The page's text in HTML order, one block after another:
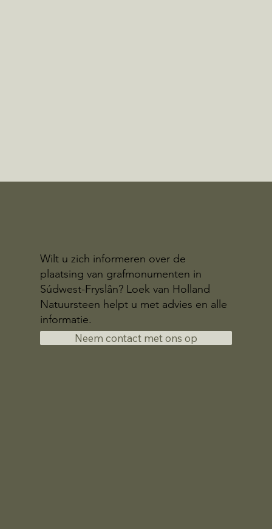
Wilt u zich informeren over de
plaatsing van grafmonumenten in
Súdwest-Fryslân? Loek van Holland
Natuursteen helpt u met advies en alle
informatie.
Neem contact met ons op